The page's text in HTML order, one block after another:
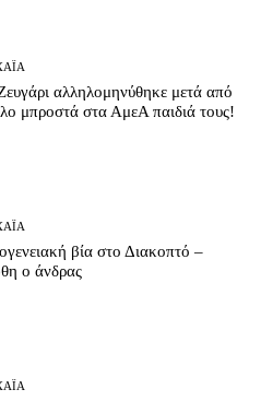
αλληλομηνύθηκε μετά από
μπροστά στα ΑμεΑ παιδιά τους!
βία στο Διακοπτό –
ο άνδρας